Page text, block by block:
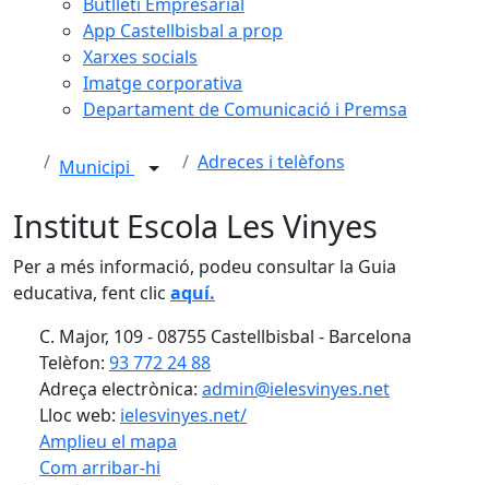
App Castellbisbal a prop
Xarxes socials
Imatge corporativa
Departament de Comunicació i Premsa
Municipi Adreces i telèfons
Institut Escola Les Vinyes
Per a més informació, podeu consultar la Guia
educativa, fent clic aquí.
C. Major, 109 - 08755 Castellbisbal - Barcelona
Telèfon: 93 772 24 88
Adreça electrònica: admin@ielesvinyes.net
Lloc web: ielesvinyes.net/
Amplieu el mapa
Com arribar-hi